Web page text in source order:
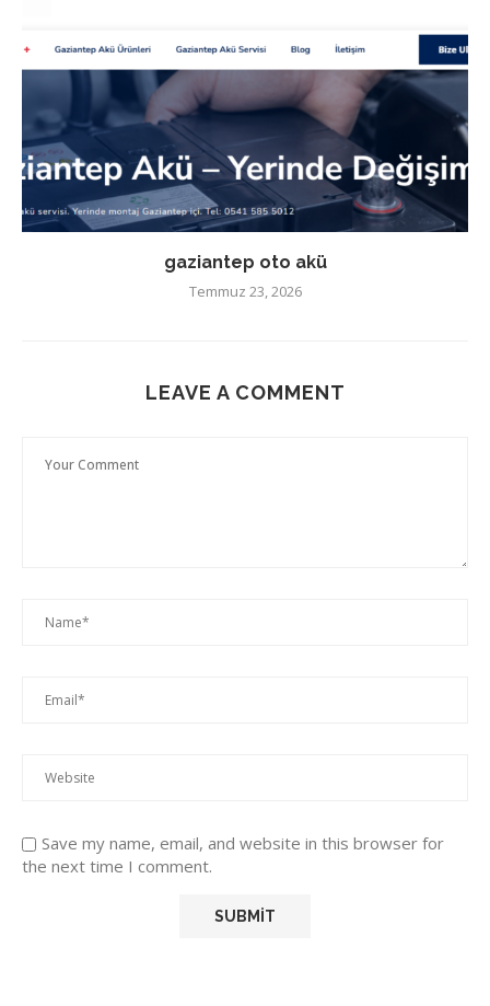
gaziantep oto akü
Temmuz 23, 2026
LEAVE A COMMENT
Save my name, email, and website in this browser for
the next time I comment.